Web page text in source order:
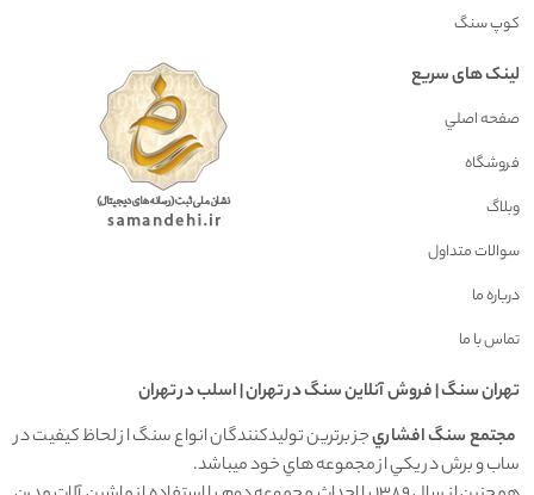
کوپ سنگ
لینک های سریع
صفحه اصلي
فروشگاه
وبلاگ
سوالات متداول
درباره ما
تماس با ما
تهران سنگ | فروش آنلاين سنگ در تهران | اسلب در تهران
مجتمع سنگ افشاريجز برترين توليدکنندگان انواع سنگ از لحاظ کيفيت در
ساب و برش در يکي از مجموعه هاي خود ميباشد.